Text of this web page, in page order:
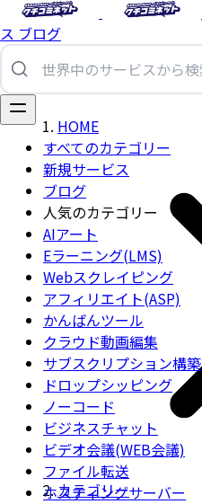
ス ブログ
すべてのカテゴリー
新規サービス
ブログ
人気のカテゴリー
AIアート
Eラーニング(LMS)
Webスクレイピング
アフィリエイト(ASP)
かんばんツール
クラウド動画編集
サブスクリプション構築
ドロップシッピング
ノーコード
ビジネスチャット
ビデオ会議(WEB会議)
ファイル転送
ホスティングサーバー
HOME
カテゴリー